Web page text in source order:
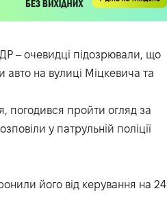
– очевидці підозрювали, що
авто на вулиці Міцкевича та
погодився пройти огляд за
у патрульній поліції
його від керування на 24